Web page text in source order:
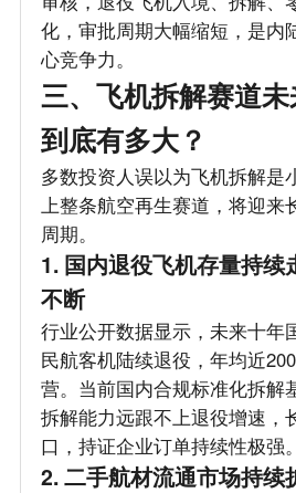
化，审批周期大幅缩短，是内
心竞争力。
三、飞机拆解赛道
到底有多大？
多数投资人误以为飞机拆解是
上整条航空再生赛道，将迎来
周期。
1. 国内退役飞机存量持续
不断
行业公开数据显示，未来十年
民航客机陆续退役，年均近
营。当前国内合规标准化拆解
拆解能力远跟不上退役增速，
口，持证企业订单持续性极强。
2. 二手航材流通市场持续